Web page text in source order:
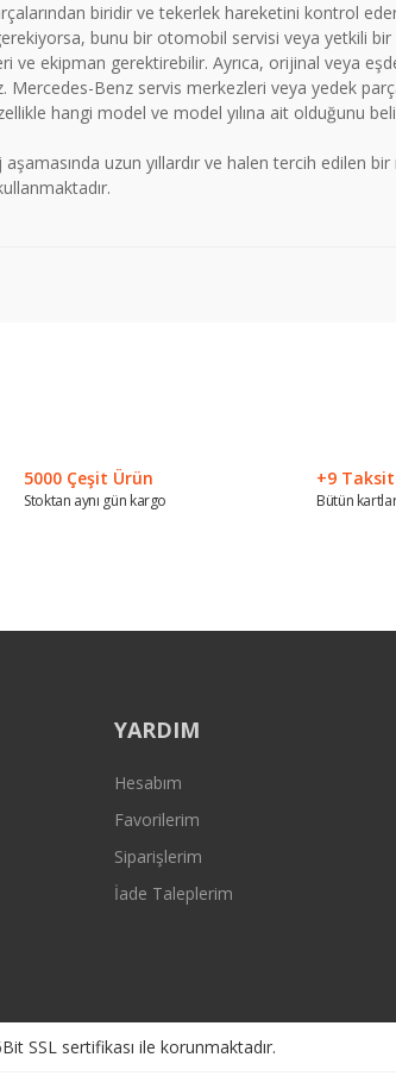
biridir ve tekerlek hareketini kontrol
bunu bir otomobil servisi veya yetkili
ekipman gerektirebilir. Ayrıca, orijinal veya
Benz servis merkezleri veya yedek
hangi model ve model yılına ait olduğunu
uzun yıllardır ve halen tercih edilen
Gönder
5000 Çeşit Ürün
Stoktan aynı gün kargo
+9
Bütün
YARDIM
Hesabım
Favorilerim
Siparişlerim
İade Taleplerim
SSL sertifikası ile korunmaktadır.